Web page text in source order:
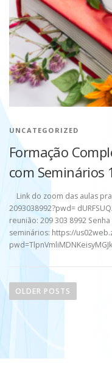
UNCATEGORIZED
Formação
com Seminários
Link do zoom das aulas
2093038992?pwd=
reunião: 209 303 8992
seminários: https://
o
t
s
OLDER POSTS